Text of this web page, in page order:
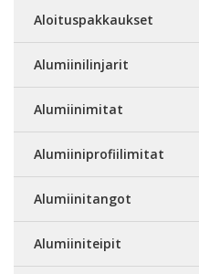
Aloituspakkaukset
Alumiinilinjarit
Alumiinimitat
Alumiiniprofiilimitat
Alumiinitangot
Alumiiniteipit